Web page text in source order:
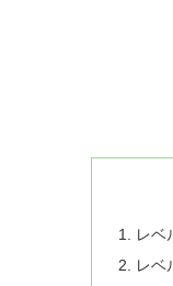
レベ
レベ